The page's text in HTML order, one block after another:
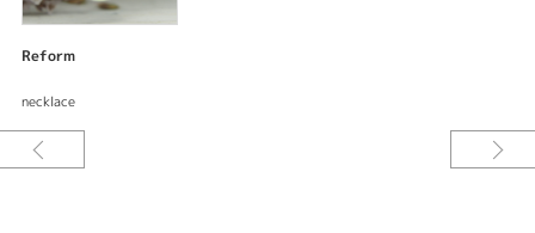
度でも修正出来て試着できるので出来上がりの満足度が違う。安心してオー
お客様の好きな花をベースにお手持ちのオパールを使ってジュエリーリフォ
ームさせていただきました。百合とパンジーを組み合わせてデザインしたペ
ンダントはオパールの形に合わせて上品にさりげなく着けていれるように制
Reform
necklace